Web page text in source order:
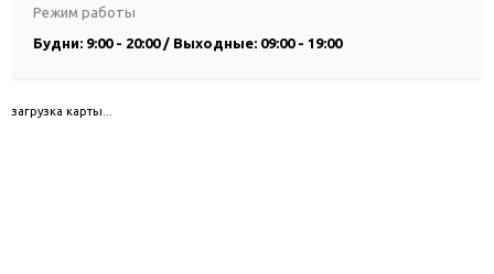
Режим работы
Будни: 9:00 - 20:00 / Выходные: 09:00 - 19:00
загрузка карты...